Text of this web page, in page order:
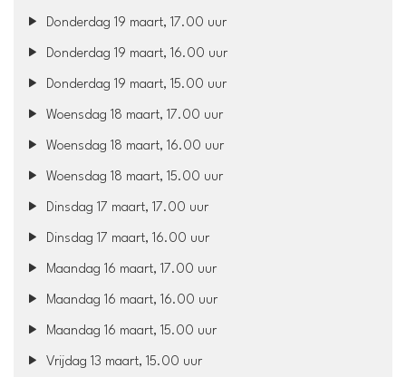
Donderdag 19 maart, 17.00 uur
Donderdag 19 maart, 16.00 uur
Donderdag 19 maart, 15.00 uur
Woensdag 18 maart, 17.00 uur
Woensdag 18 maart, 16.00 uur
Woensdag 18 maart, 15.00 uur
Dinsdag 17 maart, 17.00 uur
Dinsdag 17 maart, 16.00 uur
Maandag 16 maart, 17.00 uur
Maandag 16 maart, 16.00 uur
Maandag 16 maart, 15.00 uur
Vrijdag 13 maart, 15.00 uur